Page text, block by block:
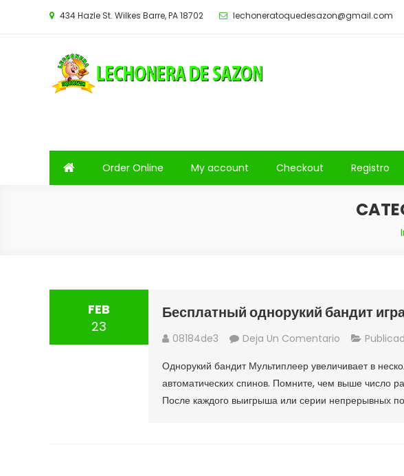
434 Hazle St. Wilkes Barre, PA 18702 lechoneratoquedesazon@gmail.com
Order Online My account Checkout Registro
FEB
23
Бесплатный однорукий бандит
08184de3 Deja Un Comentario
Однорукий
Бандит
Играть
Однорукий бандит Мультиплеер увеличивает в
автоматических спинов. Помните, чем выше число
После каждого выигрыша или серии непрерывных